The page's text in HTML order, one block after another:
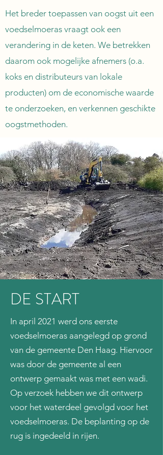
Het breder toepassen van oogst uit een
voedselmoeras vraagt ook een
verandering in de keten. We betrekken
daarom ook mogelijke afnemers (o.a.
koks en distributeurs van lokale
producten) om de economische waarde
te onderzoeken, en verkennen geschikte
oogstmethoden.
DE START
In april 2021 werd ons eerste
voedselmoeras aangelegd op grond
van de gemeente Den Haag. Hiervoor
was door de gemeente al een
ontwerp gemaakt was met een wadi.
Op verzoek hebben we dit ontwerp
voor het waterdeel gevolgd voor het
voedselmoeras. De beplanting op de
rug is ingedeeld in rijen.